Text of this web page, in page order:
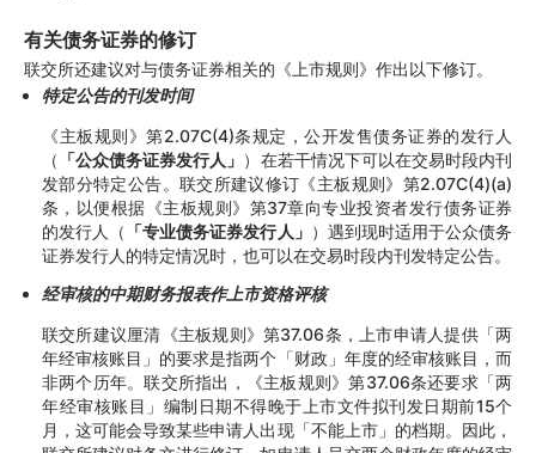
有关债务证券的修订
联交所还建议对与债务证券相关的《上市规则》作出以下修订。
特定公告的刊发时间
《主板规则》第2.07C(4)条规定，公开发售债务证券的发行人
（ 「公众债务证券发行人」 ）在若干情况下可以在交易时段内刊
发部分特定公告。联交所建议修订《主板规则》第2.07C(4)(a)
条，以便根据《主板规则》第37章向专业投资者发行债务证券
的发行人（ 「专业债务证券发行人」 ）遇到现时适用于公众债务
证券发行人的特定情况时，也可以在交易时段内刊发特定公告。
经审核的中期财务报表作上市资格评核
联交所建议厘清《主板规则》第37.06条，上市申请人提供「两
年经审核账目」的要求是指两个「财政」年度的经审核账目，而
非两个历年。联交所指出，《主板规则》第37.06条还要求「两
年经审核账目」编制日期不得晚于上市文件拟刊发日期前15个
月，这可能会导致某些申请人出现「不能上市」的档期。因此，